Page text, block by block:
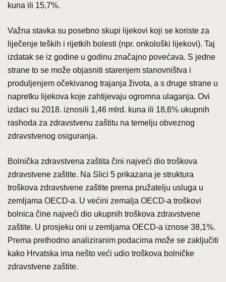
kuna ili 15,7%.
Važna stavka su posebno skupi lijekovi koji se koriste za
liječenje teških i rijetkih bolesti (npr. onkološki lijekovi). Taj
izdatak se iz godine u godinu značajno povećava. S jedne
strane to se može objasniti starenjem stanovništva i
produljenjem očekivanog trajanja života, a s druge strane u
napretku lijekova koje zahtijevaju ogromna ulaganja. Ovi
izdaci su 2018. iznosili 1,46 mlrd. kuna ili 18,6% ukupnih
rashoda za zdravstvenu zaštitu na temelju obveznog
zdravstvenog osiguranja.
Bolnička zdravstvena zaštita čini najveći dio troškova
zdravstvene zaštite. Na Slici 5 prikazana je struktura
troškova zdravstvene zaštite prema pružatelju usluga u
zemljama OECD-a. U većini zemalja OECD-a troškovi
bolnica čine najveći dio ukupnih troškova zdravstvene
zaštite. U prosjeku oni u zemljama OECD-a iznose 38,1%.
Prema prethodno analiziranim podacima može se zaključiti
kako Hrvatska ima nešto veći udio troškova bolničke
zdravstvene zaštite.